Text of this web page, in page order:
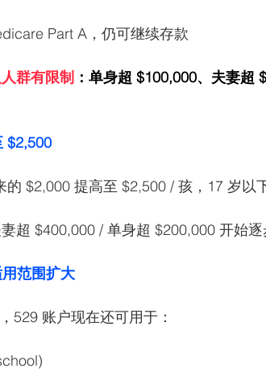
Part A，仍可继续存款
群有限制 ：单身超 $100,000、夫妻超
$2,500
$2,000 提高至 $2,500 / 孩，17 岁以
妻超 $400,000 / 单身超 $200,000 开始逐
范围扩大
529 账户现在还可用于：